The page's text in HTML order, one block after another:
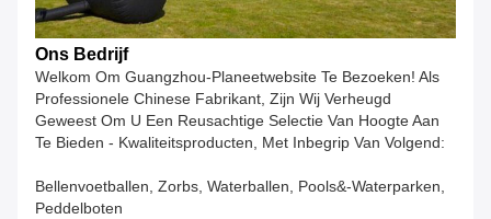
Ons Bedrijf
Welkom Om Guangzhou-Planeetwebsite Te Bezoeken! Als
Professionele Chinese Fabrikant, Zijn Wij Verheugd
Geweest Om U Een Reusachtige Selectie Van Hoogte Aan
Te Bieden - Kwaliteitsproducten, Met Inbegrip Van Volgend:
Bellenvoetballen, Zorbs, Waterballen, Pools&-Waterparken,
Peddelboten